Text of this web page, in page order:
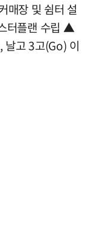
장 및 쉼터 설
터플랜 수립 ▲
날고 3고(Go) 이